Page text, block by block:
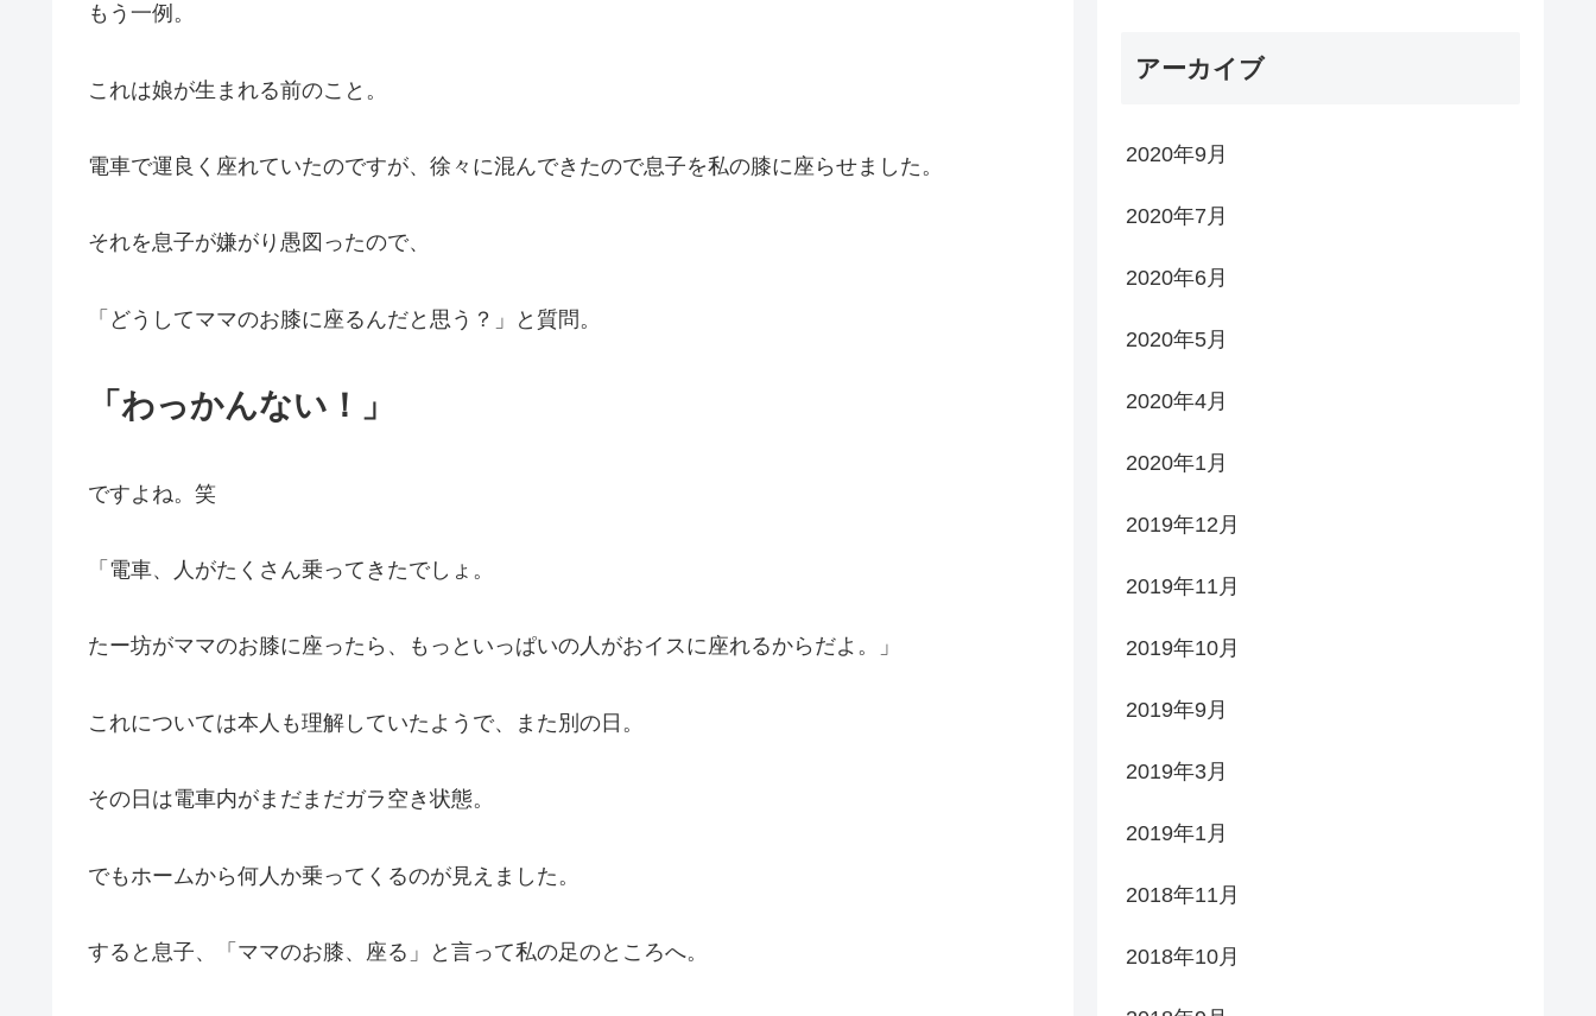
もう一例。
これは娘が生まれる前のこと。
電車で運良く座れていたのですが、徐々に混んできたので息子を私の膝に座らせました。
それを息子が嫌がり愚図ったので、
「どうしてママのお膝に座るんだと思う？」と質問。
「わっかんない！」
ですよね。笑
「電車、人がたくさん乗ってきたでしょ。
たー坊がママのお膝に座ったら、もっといっぱいの人がおイスに座れるからだよ。」
これについては本人も理解していたようで、また別の日。
その日は電車内がまだまだガラ空き状態。
でもホームから何人か乗ってくるのが見えました。
すると息子、「ママのお膝、座る」と言って私の足のところへ。
アーカイブ
2020年9月
2020年7月
2020年6月
2020年5月
2020年4月
2020年1月
2019年12月
2019年11月
2019年10月
2019年9月
2019年3月
2019年1月
2018年11月
2018年10月